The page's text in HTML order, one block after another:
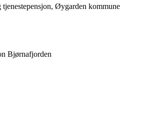
Øygarden kommune
Bjørnafjorden